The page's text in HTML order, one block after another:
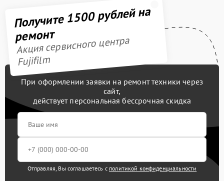
Получите 1500 рублей на
ремонт
Акция сервисного центра
Fujifilm
При оформлении заявки на ремонт техники через
сайт,
действует персональная бессрочная скидка
Отправляя, Вы соглашаетесь с политикой конфиденциальности